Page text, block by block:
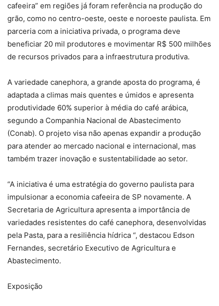
cafeeira” em regiões já foram referência na produção do
grão, como no centro-oeste, oeste e noroeste paulista. Em
parceria com a iniciativa privada, o programa deve
beneficiar 20 mil produtores e movimentar R$ 500 milhões
de recursos privados para a infraestrutura produtiva.
A variedade canephora, a grande aposta do programa, é
adaptada a climas mais quentes e úmidos e apresenta
produtividade 60% superior à média do café arábica,
segundo a Companhia Nacional de Abastecimento
(Conab). O projeto visa não apenas expandir a produção
para atender ao mercado nacional e internacional, mas
também trazer inovação e sustentabilidade ao setor.
“A iniciativa é uma estratégia do governo paulista para
impulsionar a economia cafeeira de SP novamente. A
Secretaria de Agricultura apresenta a importância de
variedades resistentes do café canephora, desenvolvidas
pela Pasta, para a resiliência hídrica “, destacou Edson
Fernandes, secretário Executivo de Agricultura e
Abastecimento.
Exposição